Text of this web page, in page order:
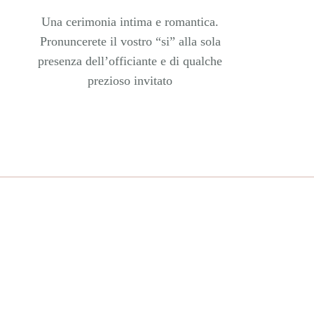
Una cerimonia intima e romantica.
Pronuncerete il vostro “si” alla sola
presenza dell’officiante e di qualche
prezioso invitato